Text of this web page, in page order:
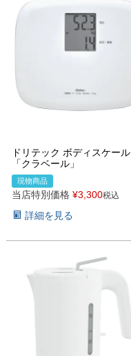
ドリテック ボディスケール
「クラベール」
現物商品
当店特別価格 ¥3,300税込
詳細を見る